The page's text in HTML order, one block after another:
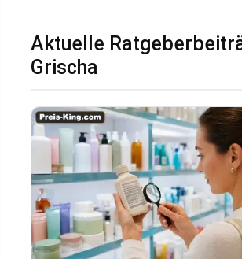
Aktuelle
Grischa